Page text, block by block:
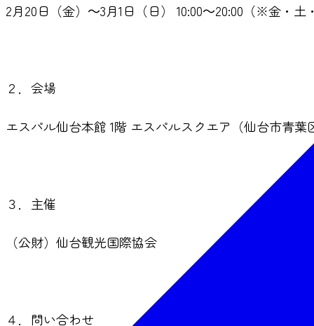
2月20日（金）～3月1日（日） 10:00～20:00（※金・土
２．会場
エスパル仙台本館 1階 エスパルスクエア（仙台市青葉
３．主催
（公財）仙台観光国際協会
４．問い合わせ